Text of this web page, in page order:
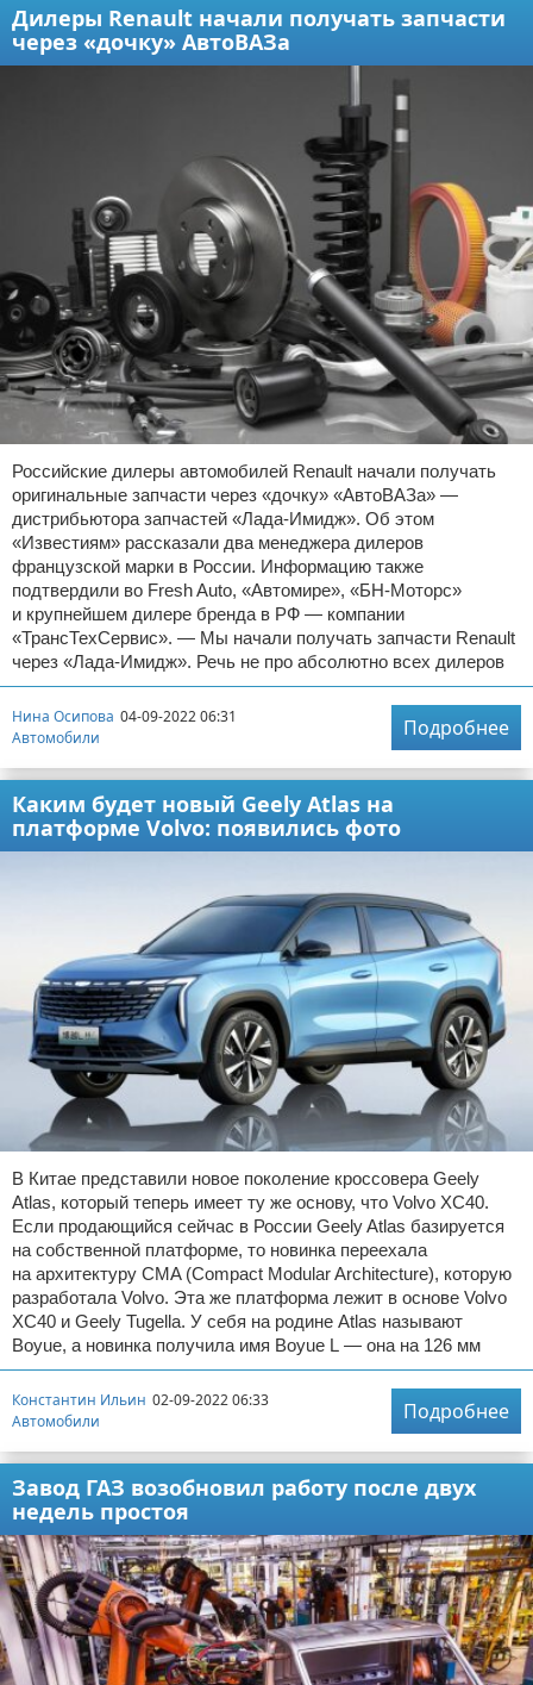
Дилеры Renault начали получать запчасти
через «дочку» АвтоВАЗа
Российские дилеры автомобилей Renault начали получать
оригинальные запчасти через «дочку» «АвтоВАЗа» —
дистрибьютора запчастей «Лада-Имидж». Об этом
«Известиям» рассказали два менеджера дилеров
французской марки в России. Информацию также
подтвердили во Fresh Auto, «Автомире», «БН-Моторс»
и крупнейшем дилере бренда в РФ — компании
«ТрансТехСервис». — Мы начали получать запчасти Renault
через «Лада-Имидж». Речь не про абсолютно всех дилеров
Нина Осипова 04-09-2022 06:31
Автомобили
Подробнее
Каким будет новый Geely Atlas на
платформе Volvo: появились фото
В Китае представили новое поколение кроссовера Geely
Atlas, который теперь имеет ту же основу, что Volvo XC40.
Если продающийся сейчас в России Geely Atlas базируется
на собственной платформе, то новинка переехала
на архитектуру CMA (Compact Modular Architecture), которую
разработала Volvo. Эта же платформа лежит в основе Volvo
XC40 и Geely Tugella. У себя на родине Atlas называют
Boyue, а новинка получила имя Boyue L — она на 126 мм
Константин Ильин 02-09-2022 06:33
Автомобили
Подробнее
Завод ГАЗ возобновил работу после двух
недель простоя